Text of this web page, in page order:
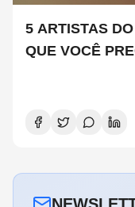
5 ARTISTAS
QUE VOCÊ